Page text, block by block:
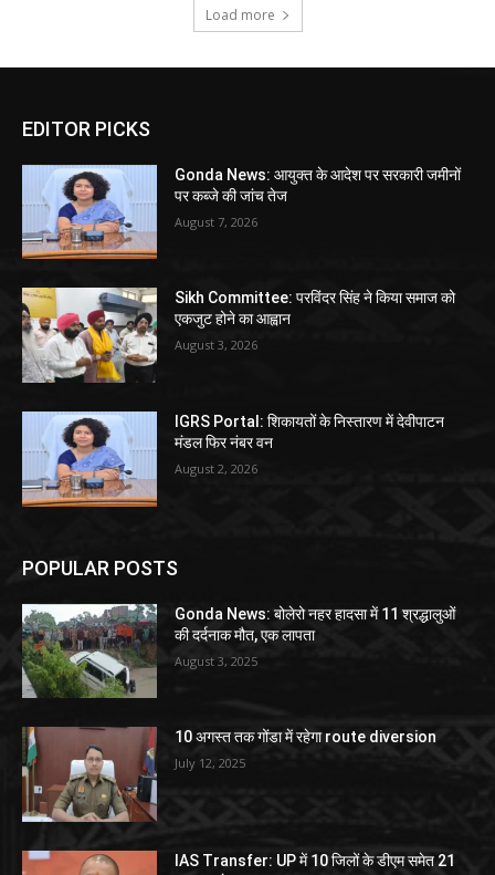
Load more
EDITOR PICKS
Gonda News: आयुक्त के आदेश पर सरकारी जमीनों
पर कब्जे की जांच तेज
August 7, 2026
Sikh Committee: परविंदर सिंह ने किया समाज को
एकजुट होने का आह्वान
August 3, 2026
IGRS Portal: शिकायतों के निस्तारण में देवीपाटन
मंडल फिर नंबर वन
August 2, 2026
POPULAR POSTS
Gonda News: बोलेरो नहर हादसा में 11 श्रद्धालुओं
की दर्दनाक मौत, एक लापता
August 3, 2025
10 अगस्त तक गोंडा में रहेगा route diversion
July 12, 2025
IAS Transfer: UP में 10 जिलों के डीएम समेत 21